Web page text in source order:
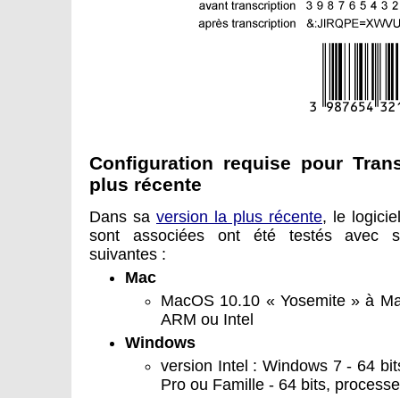
Configuration requise pour
plus récente
Dans sa version la plus récente, le
sont associées ont été testés avec
suivantes :
Mac
MacOS 10.10 « Yosemite » à
ARM ou Intel
Windows
version Intel : Windows 7 - 64
Pro ou Famille - 64 bits,